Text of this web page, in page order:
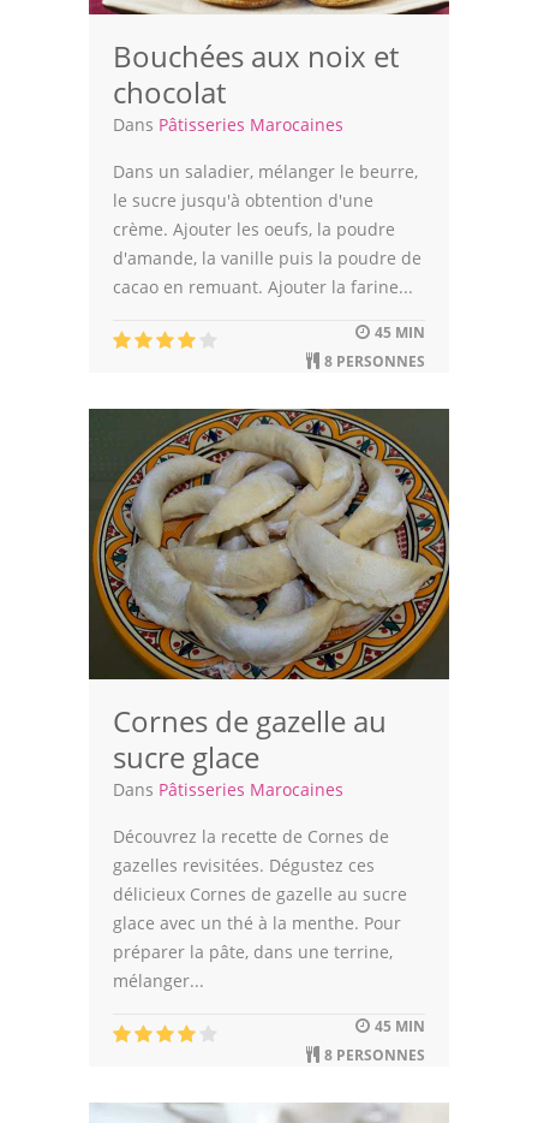
Bouchées aux noix et
chocolat
Dans Pâtisseries Marocaines
Dans un saladier, mélanger le beurre,
le sucre jusqu'à obtention d'une
crème. Ajouter les oeufs, la poudre
d'amande, la vanille puis la poudre de
cacao en remuant. Ajouter la farine...
45 MIN
8 PERSONNES
Cornes de gazelle au
sucre glace
Dans Pâtisseries Marocaines
Découvrez la recette de Cornes de
gazelles revisitées. Dégustez ces
délicieux Cornes de gazelle au sucre
glace avec un thé à la menthe. Pour
préparer la pâte, dans une terrine,
mélanger...
45 MIN
8 PERSONNES